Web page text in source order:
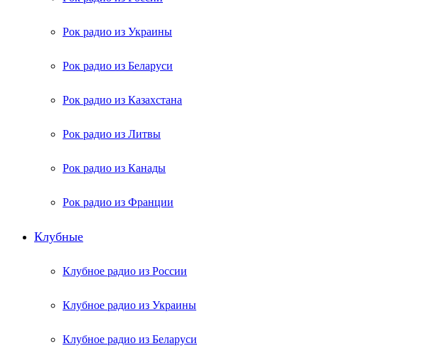
Рок радио из Украины
Рок радио из Беларуси
Рок радио из Казахстана
Рок радио из Литвы
Рок радио из Канады
Рок радио из Франции
Клубные
Клубное радио из России
Клубное радио из Украины
Клубное радио из Беларуси